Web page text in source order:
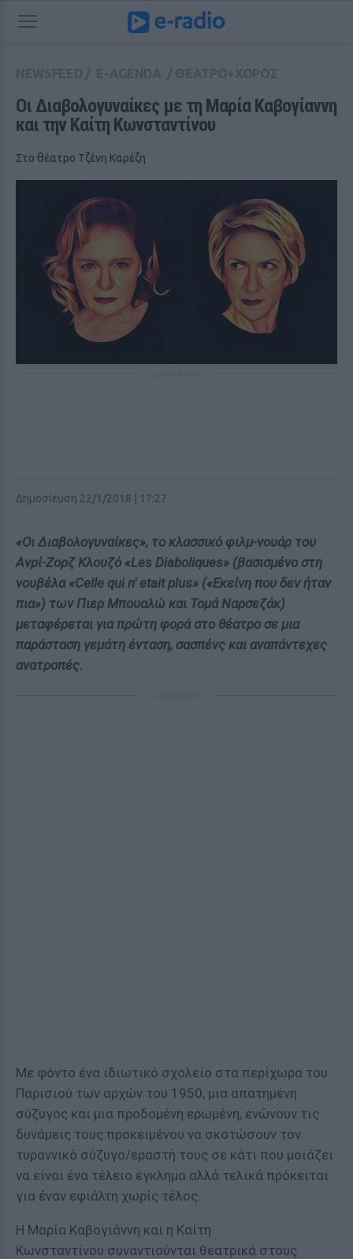
Οι Διαβολογυναίκες με τη Μαρία Καβογίαννη
και την Καίτη Κωνσταντίνου
Στο θέατρο Τζένη Καρέζη
Δημοσίευση 22/1/2018 | 17:27
«Οι Διαβολογυναίκες», το κλασσικό φιλμ-νουάρ του
Ανρί-Ζορζ Κλουζό «Les Diaboliques» (βασισμένο στη
νουβέλα «Celle qui n' etait plus» («Εκείνη που δεν ήταν
πια») των Πιερ Μπουαλώ και Τομά Ναρσεζάκ)
μεταφέρεται για πρώτη φορά στο θέατρο σε μια
παράσταση γεμάτη ένταση, σασπένς και αναπάντεχες
ανατροπές.
Με φόντο ένα ιδιωτικό σχολείο στα περίχωρα του
Παρισιού των αρχών του 1950, μια απατημένη
σύζυγος και μια προδομένη ερωμένη, ενώνουν τις
δυνάμεις τους προκειμένου να σκοτώσουν τον
τυραννικό σύζυγο/εραστή τους σε κάτι που μοιάζει
να είναι ένα τέλειο έγκλημα αλλά τελικά πρόκειται
για έναν εφιάλτη χωρίς τέλος.
Η Μαρία Καβογιάννη και η Καίτη
Κωνσταντίνου συναντιούνται θεατρικά στους